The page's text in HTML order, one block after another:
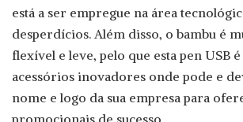
está a ser empregue na área
desperdícios. Além disso, o bambu é
flexível e leve, pelo que esta pen USB
acessórios inovadores onde pode e
nome e logo da sua empresa para
promocionais de sucesso.